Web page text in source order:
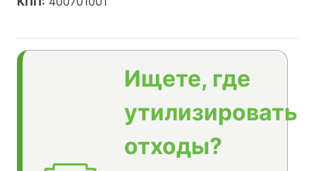
Ищете, где
утилизировать
отходы?